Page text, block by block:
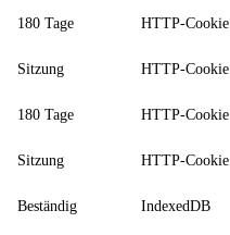
180 Tage HTTP-Cookie
Sitzung HTTP-Cookie
180 Tage HTTP-Cookie
Sitzung HTTP-Cookie
Beständig IndexedDB